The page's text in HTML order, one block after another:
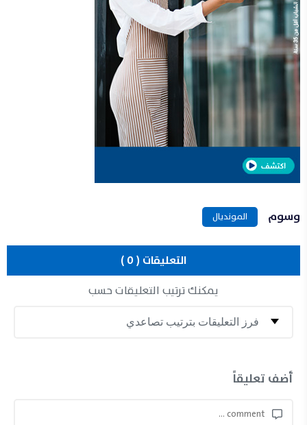
وسوم المونديال
التعليقات ( 0 )
يمكنك ترتيب التعليقات حسب
أضف تعليقاً